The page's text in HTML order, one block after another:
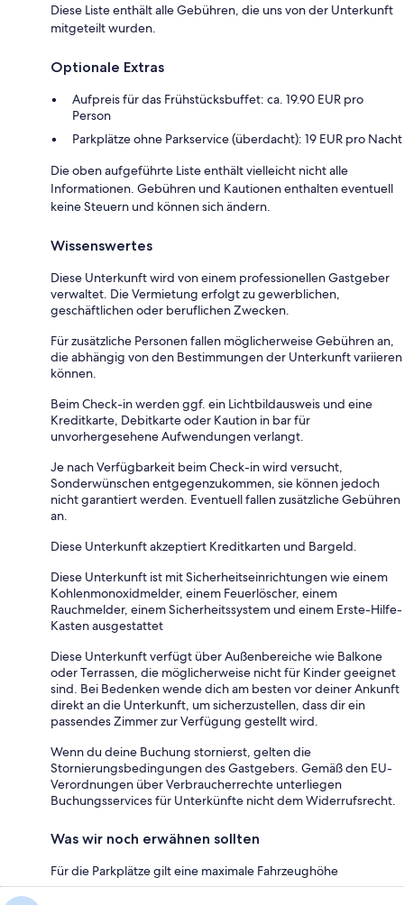
Diese Liste enthält alle Gebühren, die uns von der Unterkunft
mitgeteilt wurden.
Optionale Extras
Aufpreis für das Frühstücksbuffet: ca. 19.90 EUR pro
Person
Parkplätze ohne Parkservice (überdacht): 19 EUR pro Nacht
Die oben aufgeführte Liste enthält vielleicht nicht alle
Informationen. Gebühren und Kautionen enthalten eventuell
keine Steuern und können sich ändern.
Wissenswertes
Diese Unterkunft wird von einem professionellen Gastgeber
verwaltet. Die Vermietung erfolgt zu gewerblichen,
geschäftlichen oder beruflichen Zwecken.
Für zusätzliche Personen fallen möglicherweise Gebühren an,
die abhängig von den Bestimmungen der Unterkunft variieren
können.
Beim Check-in werden ggf. ein Lichtbildausweis und eine
Kreditkarte, Debitkarte oder Kaution in bar für
unvorhergesehene Aufwendungen verlangt.
Je nach Verfügbarkeit beim Check-in wird versucht,
Sonderwünschen entgegenzukommen, sie können jedoch
nicht garantiert werden. Eventuell fallen zusätzliche Gebühren
an.
Diese Unterkunft akzeptiert Kreditkarten und Bargeld.
Diese Unterkunft ist mit Sicherheitseinrichtungen wie einem
Kohlenmonoxidmelder, einem Feuerlöscher, einem
Rauchmelder, einem Sicherheitssystem und einem Erste-Hilfe-
Kasten ausgestattet
Diese Unterkunft verfügt über Außenbereiche wie Balkone
oder Terrassen, die möglicherweise nicht für Kinder geeignet
sind. Bei Bedenken wende dich am besten vor deiner Ankunft
direkt an die Unterkunft, um sicherzustellen, dass dir ein
passendes Zimmer zur Verfügung gestellt wird.
Wenn du deine Buchung stornierst, gelten die
Stornierungsbedingungen des Gastgebers. Gemäß den EU-
Verordnungen über Verbraucherrechte unterliegen
Buchungsservices für Unterkünfte nicht dem Widerrufsrecht.
Was wir noch erwähnen sollten
Für die Parkplätze gilt eine maximale Fahrzeughöhe